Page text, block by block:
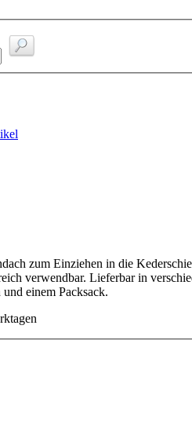
zum Einziehen in die
verwendbar. Lieferbar in
einem Packsack.